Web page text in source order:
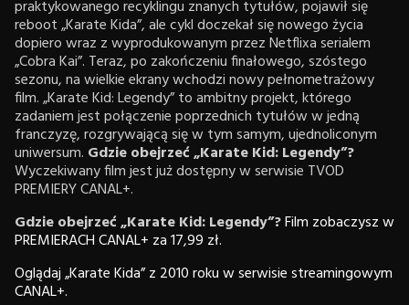
praktykowanego recyklingu znanych tytułów, pojawił się
reboot „Karate Kida”, ale cykl doczekał się nowego życia
dopiero wraz z wyprodukowanym przez Netflixa serialem
„Cobra Kai”. Teraz, po zakończeniu finałowego, szóstego
sezonu, na wielkie ekrany wchodzi nowy pełnometrażowy
film. „Karate Kid: Legendy” to ambitny projekt, którego
zadaniem jest połączenie poprzednich tytułów w jedną
franczyzę, rozgrywającą się w tym samym, ujednoliconym
uniwersum. Gdzie obejrzeć „Karate Kid: Legendy”?
Wyczekiwany film jest już dostępny w serwisie TVOD
PREMIERY CANAL+.
Gdzie obejrzeć „Karate Kid: Legendy”?Film zobaczysz w
PREMIERACH CANAL+ za 17,99 zł.
Oglądaj „Karate Kida” z 2010 roku w serwisie streamingowym
CANAL+.